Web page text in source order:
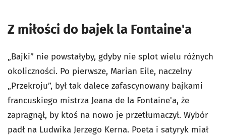
Z miłości do bajek la Fontaine'a
„Bajki” nie powstałyby, gdyby nie splot wielu różnych
okoliczności. Po pierwsze, Marian Eile, naczelny
„Przekroju”, był tak dalece zafascynowany bajkami
francuskiego mistrza Jeana de la Fontaine'a, że
zapragnął, by ktoś na nowo je przetłumaczył. Wybór
padł na Ludwika Jerzego Kerna. Poeta i satyryk miał